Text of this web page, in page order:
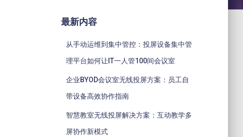
最新内容
从手动运维到集中管控：投屏设备集中管
理平台如何让IT一人管100间会议室
企业BYOD会议室无线投屏方案：员工自
带设备高效协作指南
智慧教室无线投屏解决方案：互动教学多
屏协作新模式